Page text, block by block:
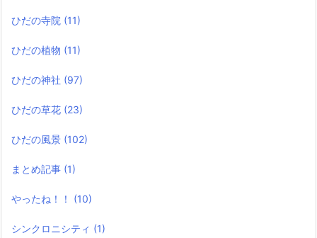
ひだの寺院 (11)
ひだの植物 (11)
ひだの神社 (97)
ひだの草花 (23)
ひだの風景 (102)
まとめ記事 (1)
やったね！！ (10)
シンクロニシティ (1)